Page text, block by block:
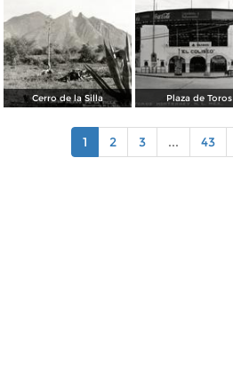
Cerro de la Silla Plaza de Toros
1 2 3 ... 43